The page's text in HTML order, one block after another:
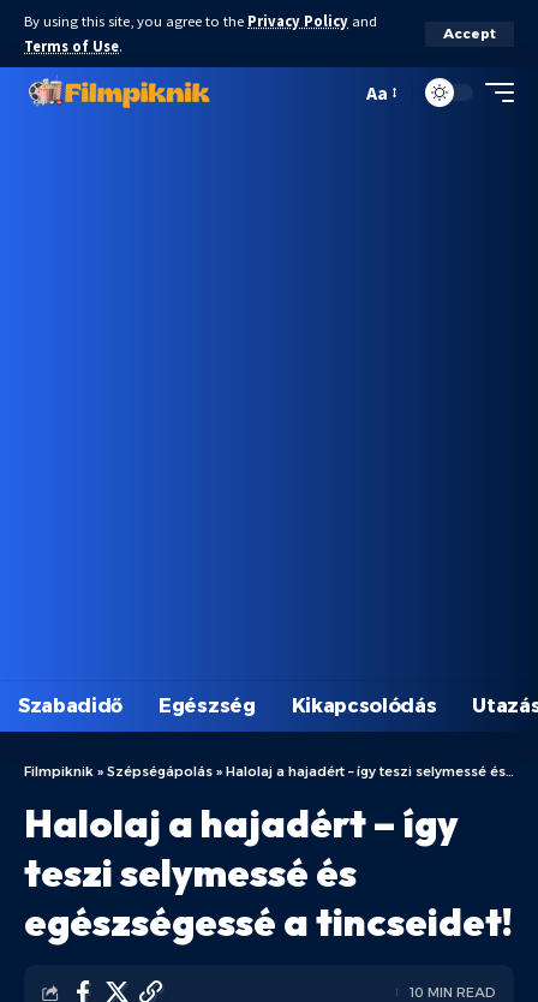
By using this site, you agree to the Privacy Policy and
Terms of Use.
Accept
Aa
Szabadidő Egészség Kikapcsolódás
Filmpiknik » Szépségápolás » Halolaj a hajadért – így teszi selymessé és egészségessé a tincseidet!
Halolaj a hajadért – így
teszi selymessé és
egészségessé a tincseidet!
10 MIN READ